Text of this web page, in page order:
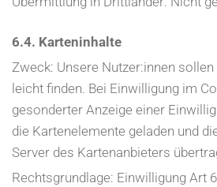
6.4. Karteninhalte
Zweck: Unsere Nutzer:innen
leicht finden. Bei Einwilligung im
gesonderter Anzeige einer
die Kartenelemente geladen und
Server des Kartenanbieters
Rechtsgrundlage: Einwilligung Art